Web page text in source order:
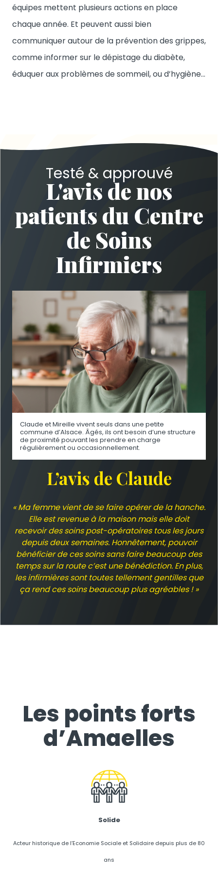
équipes mettent plusieurs actions en place
chaque année. Et peuvent aussi bien
communiquer autour de la prévention des grippes,
comme informer sur le dépistage du diabète,
éduquer aux problèmes de sommeil, ou d’hygiène…
Testé & approuvé
L'avis de nos
patients du Centre
de Soins
Infirmiers
Claude et Mireille vivent seuls dans une petite
commune d’Alsace. Âgés, ils ont besoin d’une structure
de proximité pouvant les prendre en charge
régulièrement ou occasionnellement.
L’avis de Claude
« Ma femme vient de se faire opérer de la hanche.
Elle est revenue à la maison mais elle doit
recevoir des soins post-opératoires tous les jours
depuis deux semaines. Honnêtement, pouvoir
bénéficier de ces soins sans faire beaucoup des
temps sur la route c’est une bénédiction. En plus,
les infirmières sont toutes tellement gentilles que
ça rend ces soins beaucoup plus agréables ! »
Les points forts
d’Amaelles
Solide
Acteur historique de l’Economie Sociale et Solidaire depuis plus de 80
ans